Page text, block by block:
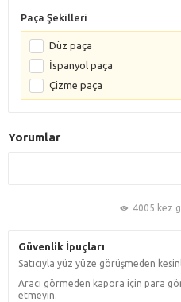
Paça Şekilleri
Düz paça
İspanyol paça
Çizme paça
Yorumlar
4005 kez
Güvenlik İpuçları
Satıcıyla yüz yüze görüşmeden
Aracı görmeden kapora için para
etmeyin.